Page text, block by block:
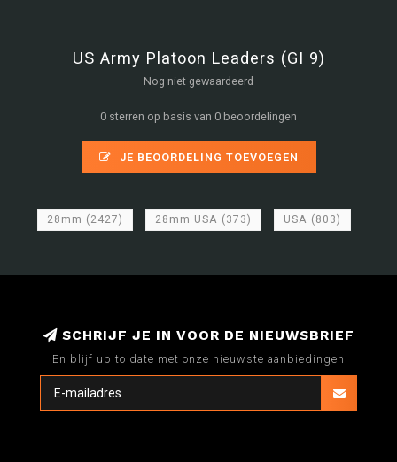
US Army Platoon Leaders (GI 9)
Nog niet gewaardeerd
0 sterren op basis van 0 beoordelingen
JE BEOORDELING TOEVOEGEN
28mm (2427) 28mm USA (373) USA (803)
SCHRIJF JE IN VOOR DE NIEUWSBRIEF
En blijf up to date met onze nieuwste aanbiedingen